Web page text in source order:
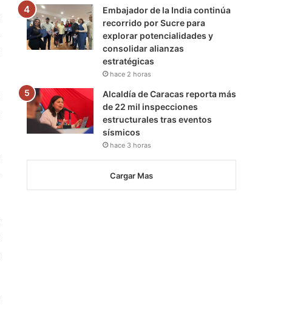
Embajador de la India continúa
recorrido por Sucre para
explorar potencialidades y
consolidar alianzas
estratégicas
hace 2 horas
Alcaldía de Caracas reporta más
de 22 mil inspecciones
estructurales tras eventos
sísmicos
hace 3 horas
Cargar Mas